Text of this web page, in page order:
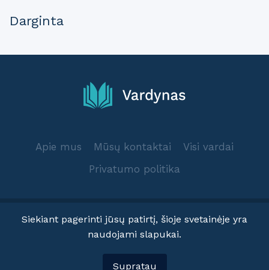
Darginta
Apie mus Mūsų kontaktai
Visi vardai
Privatumo politika
© 2025 Vardynas.info
Siekiant pagerinti jūsų patirtį, šioje svetainėje yra
naudojami slapukai.
Supratau